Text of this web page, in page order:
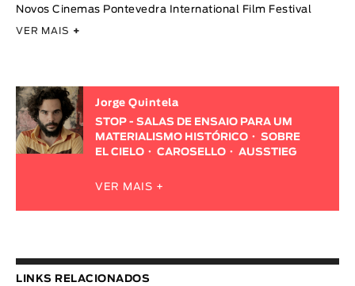
Novos Cinemas Pontevedra International Film Festival
VER MAIS +
Jorge Quintela
STOP - SALAS DE ENSAIO PARA UM
MATERIALISMO HISTÓRICO
SOBRE
EL CIELO
CAROSELLO AUSSTIEG
VER MAIS +
LINKS RELACIONADOS